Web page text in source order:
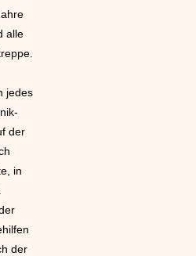
alle
jedes
der
in
der